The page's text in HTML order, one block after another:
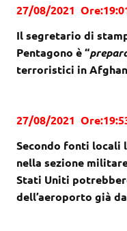
27/08/2021
Il segretario di
Pentagono è “
terroristici in
27/08/2021
Secondo fonti locali
nella sezione
Stati Uniti
dell’aeroporto già